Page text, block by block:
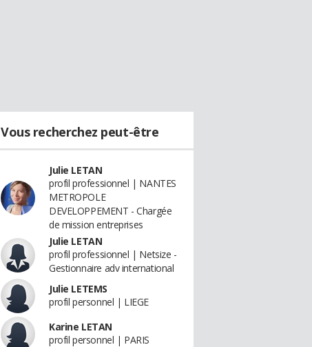
Vous recherchez peut-être
Julie LETAN
profil professionnel | NANTES
METROPOLE
DEVELOPPEMENT - Chargée
de mission entreprises
Julie LETAN
profil professionnel | Netsize -
Gestionnaire adv international
Julie LETEMS
profil personnel | LIEGE
Karine LETAN
profil personnel | PARIS